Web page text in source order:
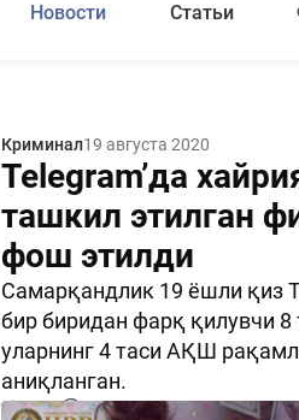
Новости Статьи
Криминал19 августа 2020
Telegram’да
ташкил этилган
фош этилди
Самарқандлик 19 ёшли қиз
бир биридан фарқ қилувчи
уларнинг 4 таси АҚШ
аниқланган.
1627 0